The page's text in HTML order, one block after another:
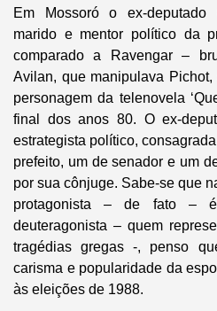
Em Mossoró o ex-deputado
marido e mentor político da
comparado a Ravengar –
Avilan, que manipulava
personagem da telenovela
final dos anos 80. O ex-
estrategista político,
prefeito, um de senador e um
por sua cônjuge. Sabe-se que
protagonista – de fato –
deuteragonista – quem
tragédias gregas -, penso
carisma e popularidade da
às eleições de 1988.